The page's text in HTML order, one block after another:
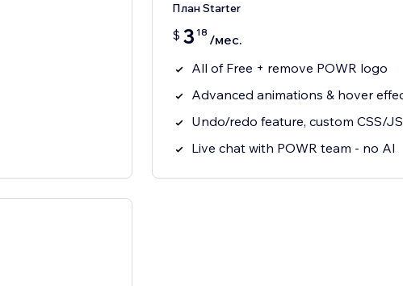
План Starter
$ 3 18 /мес.
All of Free + remove POWR logo
Advanced animations & hover
Undo/redo feature, custom CSS/JS
Live chat with POWR team - no AI